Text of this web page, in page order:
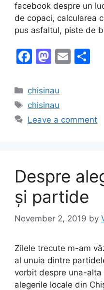
facebook despre un
de copaci, calcularea
pus asfaltul, piste de
F
c
e
b
M
st
o
d
E
Categories
chisinau
Tags
chisinau
Leave a comment
Despre
și partide
November 2, 2019 by
Zilele trecute m-am
al unuia dintre
vorbit despre una-alta
alegerile locale din